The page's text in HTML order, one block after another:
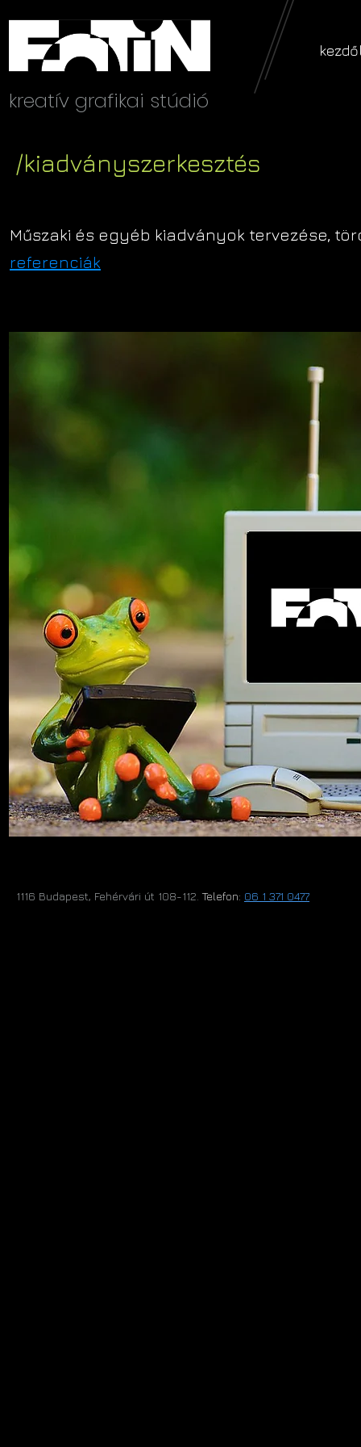
kreatív grafikai stúdió
/kiadványszerkesztés
Műszaki és egyéb kiadványok tervezése,
referenciák
1116 Budapest, Fehérvári út 108-112.​ Telefon: 06 1 371 0477